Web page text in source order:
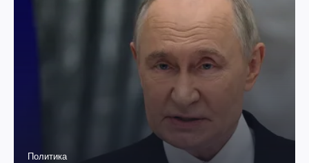
Политика